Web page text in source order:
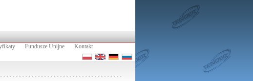
Fundusze Unijne Kontakt